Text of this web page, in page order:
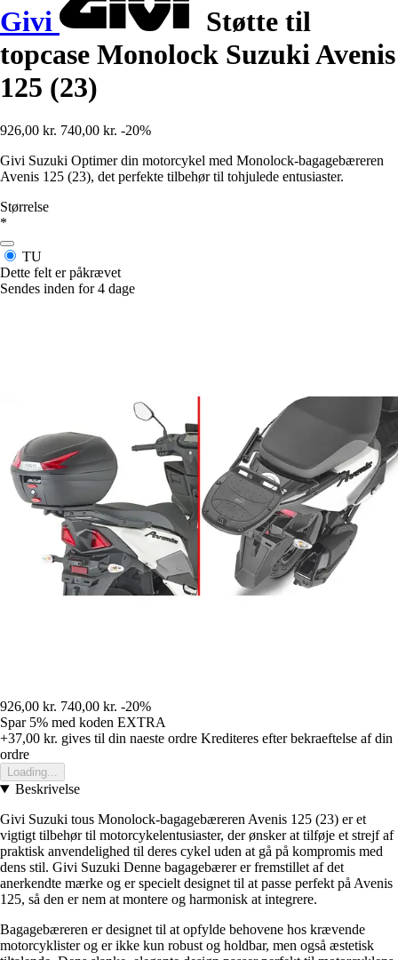
Givi
Støtte til
topcase Monolock Suzuki Avenis
125 (23)
926,00 kr. 740,00 kr. -20%
Givi Suzuki Optimer din motorcykel med Monolock-bagagebæreren
Avenis 125 (23), det perfekte tilbehør til tohjulede entusiaster.
Størrelse
*
TU
Dette felt er påkrævet
Sendes inden for 4 dage
926,00 kr. 740,00 kr. -20%
Spar 5% med koden EXTRA
+37,00 kr. gives til din naeste ordre Krediteres efter bekraeftelse af din
ordre
Loading...
Beskrivelse
Givi Suzuki tous Monolock-bagagebæreren Avenis 125 (23) er et
vigtigt tilbehør til motorcykelentusiaster, der ønsker at tilføje et strejf af
praktisk anvendelighed til deres cykel uden at gå på kompromis med
dens stil. Givi Suzuki Denne bagagebærer er fremstillet af det
anerkendte mærke og er specielt designet til at passe perfekt på Avenis
125, så den er nem at montere og harmonisk at integrere.
Bagagebæreren er designet til at opfylde behovene hos krævende
motorcyklister og er ikke kun robust og holdbar, men også æstetisk